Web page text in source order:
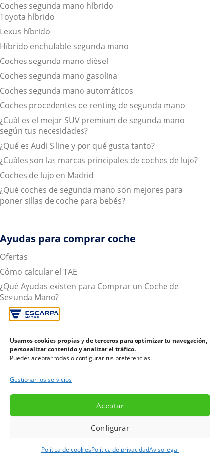
Usamos cookies propias y de terceros para optimizar tu navegación,
personalizar contenido y analizar el tráfico.
Puedes aceptar todas o configurar tus preferencias.
Gestionar los servicios
Aceptar
Configurar
Política de cookiesPolítica de privacidadAviso legal
Coches segunda mano híbrido
Toyota híbrido
Lexus híbrido
Híbrido enchufable segunda mano
Coches segunda mano diésel
Coches segunda mano gasolina
Coches segunda mano automáticos
Coches procedentes de renting de segunda mano
¿Cuál es el mejor SUV premium de segunda mano
según tus necesidades?
¿Qué es Audi S line y por qué gusta tanto?
¿Cuáles son las marcas principales de coches de lujo?
Coches de lujo en Madrid
¿Qué coches de segunda mano son mejores para
poner sillas de coche para bebés?
Ayudas para comprar coche
Ofertas
Cómo calcular el TAE
¿Qué Ayudas existen para Comprar un Coche de
Segunda Mano?
Todo lo que necesitas saber sobre cómo financiar tu
coche
Coches de segunda mano con garantía
Tasación coche: ¿Qué es y que ventajas tiene?
para principiantes
Política de privacidad
Escarpa Motor Desarrollado por